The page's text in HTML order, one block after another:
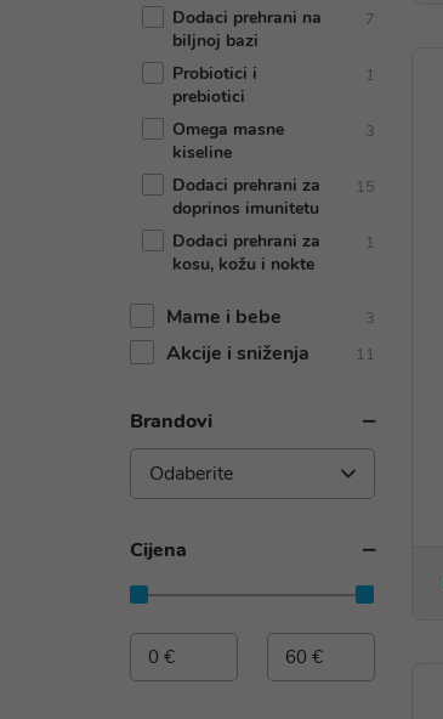
Dodaci prehrani na
biljnoj bazi
7
Probiotici i
prebiotici
1
Omega masne
kiseline
3
Dodaci prehrani za
doprinos imunitetu
15
Dodaci prehrani za
kosu, kožu i nokte
1
Mame i bebe 3
Akcije i sniženja 11
Brandovi
Odaberite
Cijena